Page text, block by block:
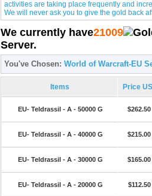
activities are taking place frequently and
We will never ask you to give the gold back
We currently have21009
Server.
You've Chosen: World of Warcraft-EU
Items Price
EU- Teldrassil - A - 50000 G $262.50
EU- Teldrassil - A - 40000 G $215.00
EU- Teldrassil - A - 30000 G $165.00
EU- Teldrassil - A - 20000 G $112.50